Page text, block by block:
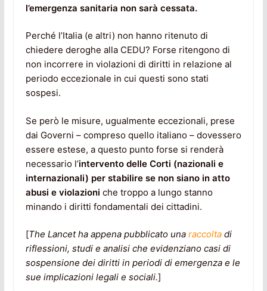
l’emergenza sanitaria non sarà cessata.
Perché l’Italia (e altri) non hanno ritenuto di
chiedere deroghe alla CEDU? Forse ritengono di
non incorrere in violazioni di diritti in relazione al
periodo eccezionale in cui questi sono stati
sospesi.
Se però le misure, ugualmente eccezionali, prese
dai Governi – compreso quello italiano – dovessero
essere estese, a questo punto forse si renderà
necessario l’intervento delle Corti (nazionali e
internazionali) per stabilire se non siano in atto
abusi e violazioni che troppo a lungo stanno
minando i diritti fondamentali dei cittadini.
[The Lancet ha appena pubblicato una raccoltadi
riflessioni, studi e analisi che evidenziano casi di
sospensione dei diritti in periodi di emergenza e le
sue implicazioni legali e sociali.]